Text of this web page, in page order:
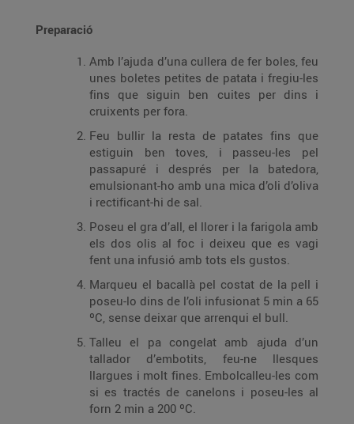
Preparació
Amb l’ajuda d’una cullera de fer boles, feu
unes boletes petites de patata i fregiu-les
fins que siguin ben cuites per dins i
cruixents per fora.
Feu bullir la resta de patates fins que
estiguin ben toves, i passeu-les pel
passapuré i després per la batedora,
emulsionant-ho amb una mica d’oli d’oliva
i rectificant-hi de sal.
Poseu el gra d’all, el llorer i la farigola amb
els dos olis al foc i deixeu que es vagi
fent una infusió amb tots els gustos.
Marqueu el bacallà pel costat de la pell i
poseu-lo dins de l’oli infusionat 5 min a 65
ºC, sense deixar que arrenqui el bull.
Talleu el pa congelat amb ajuda d’un
tallador d’embotits, feu-ne llesques
llargues i molt fines. Embolcalleu-les com
si es tractés de canelons i poseu-les al
forn 2 min a 200 ºC.